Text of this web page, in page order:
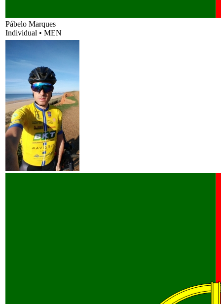
Pábelo Marques
Individual • MEN